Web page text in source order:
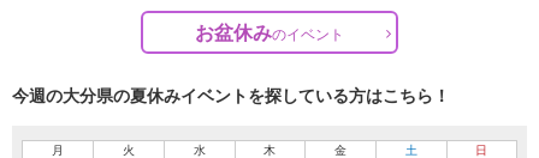
お盆休みのイベント
今週の大分県の夏休みイベントを探している方はこちら！
月 火 水 木 金 土 日